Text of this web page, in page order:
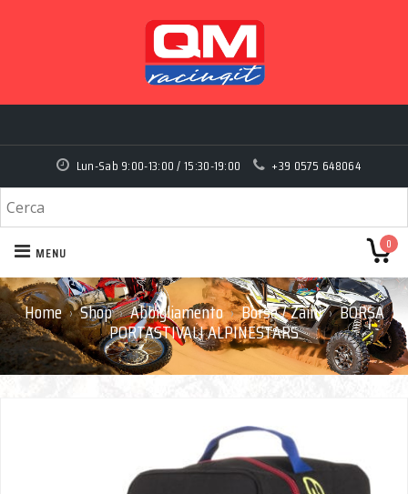
Lun-Sab 9:00-13:00 / 15:30-19:00 +39 0575 648064
0
MENU
Home › Shop › Abbigliamento › Borse / Zaini › BORSA
PORTASTIVALI ALPINESTARS